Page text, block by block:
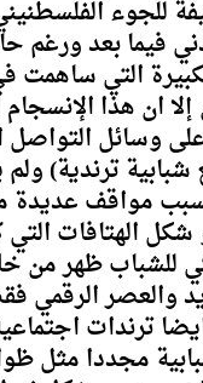
للجوء
فيما بعد ورغم
التي
إلا ان هذا
وسائل التواصل
شبابية ترندية)
مواقف عديدة
شكل الهتافات
للشباب ظهر من
والعصر الرقمي
ترندات
مجددا مثل